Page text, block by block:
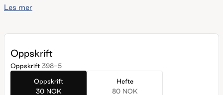
så enkelt at barna selv kan strikke det. Det strikkes frem og
til den store sauen og til små barn, og en stor størrelse
som passer til litt større barn.
Les mer
Oppskrift
Oppskrift 398-5
Oppskrift
30 NOK
Hefte
80 NOK